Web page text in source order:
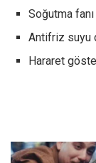
Soğutma
Antifriz suyu
Hararet